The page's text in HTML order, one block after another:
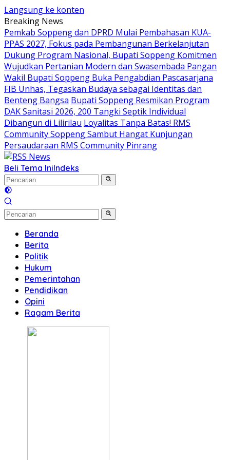
Langsung ke konten
Breaking News
Pemkab Soppeng dan DPRD Mulai Pembahasan KUA-
PPAS 2027, Fokus pada Pembangunan Berkelanjutan
Dukung Program Nasional, Bupati Soppeng Komitmen
Wujudkan Pertanian Modern dan Swasembada Pangan
Wakil Bupati Soppeng Buka Pengabdian Pascasarjana
FIB Unhas, Tegaskan Budaya sebagai Identitas dan
Benteng Bangsa Bupati Soppeng Resmikan Program
DAK Sanitasi 2026, 200 Tangki Septik Individual
Dibangun di Lilirilau Loyalitas Tanpa Batas! RMS
Community Soppeng Sambut Hangat Kunjungan
Persaudaraan RMS Community Pinrang
Beli Tema IniIndeks
Beranda
Berita
Politik
Hukum
Pemerintahan
Pendidikan
Opini
Ragam Berita